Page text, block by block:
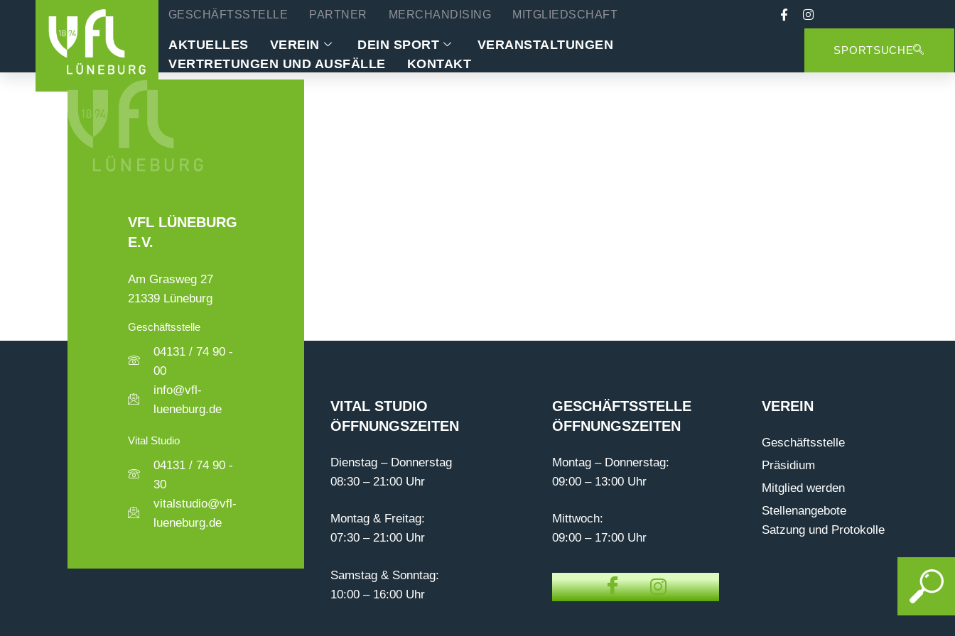
GESCHÄFTSSTELLE PARTNER MERCHANDISING MITGLIEDSCHAFT
AKTUELLES VEREIN DEIN SPORT
VERANSTALTUNGEN
VERTRETUNGEN UND AUSFÄLLE
KONTAKT
SPORTSUCHE
VFL LÜNEBURG
E.V.
Am Grasweg 27
21339 Lüneburg
Geschäftsstelle
04131 / 74 90 -
00
info@vfl-
lueneburg.de
Vital Studio
04131 / 74 90 -
30
vitalstudio@vfl-
lueneburg.de
VITAL STUDIO
ÖFFNUNGSZEITEN
Dienstag – Donnerstag
08:30 – 21:00 Uhr
Montag & Freitag:
07:30 – 21:00 Uhr
Samstag & Sonntag:
10:00 – 16:00 Uhr
GESCHÄFTSSTELLE
ÖFFNUNGSZEITEN
Montag – Donnerstag:
09:00 – 13:00 Uhr
Mittwoch:
09:00 – 17:00 Uhr
VEREIN
Geschäftsstelle
Präsidium
Mitglied werden
Stellenangebote
Satzung und Protokolle